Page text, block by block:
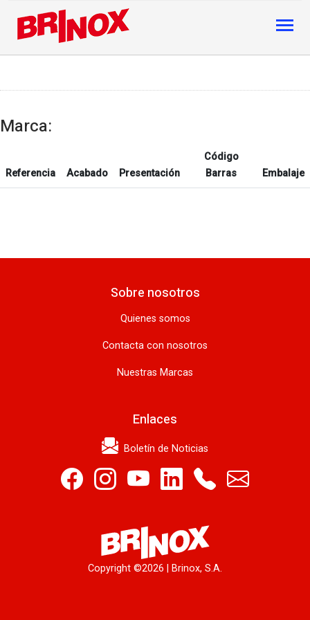
Marca:
Referencia Acabado Presentación
Código
Barras
Embalaje
Sobre nosotros
Quienes somos
Contacta con nosotros
Nuestras Marcas
Enlaces
Boletín de Noticias
Copyright ©2026 | Brinox, S.A.